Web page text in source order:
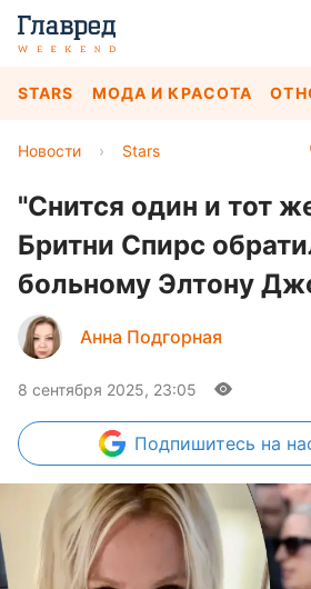
STARS МОДА И КРАСОТА
Новости › Stars
"Снится один и тот
Бритни Спирс
больному Элтону
Анна Подгорная
8 сентября 2025, 23:05
Подпишитесь на